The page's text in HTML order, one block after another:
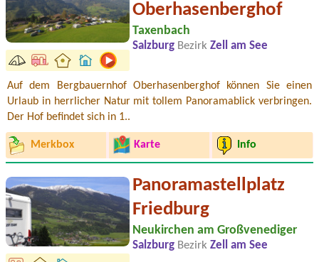
Oberhasenberghof
Taxenbach
Salzburg Bezirk Zell am See
Auf dem Bergbauernhof Oberhasenberghof können Sie einen
Urlaub in herrlicher Natur mit tollem Panoramablick verbringen.
Der Hof befindet sich in 1..
Merkbox Karte Info
Panoramastellplatz
Friedburg
Neukirchen am Großvenediger
Salzburg Bezirk Zell am See